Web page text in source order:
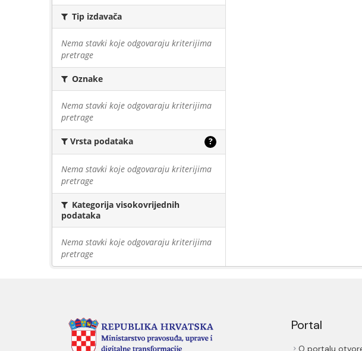
Tip izdavača
Nema stavki koje odgovaraju kriterijima
pretrage
Oznake
Nema stavki koje odgovaraju kriterijima
pretrage
Vrsta podataka ?
Nema stavki koje odgovaraju kriterijima
pretrage
Kategorija visokovrijednih
podataka
Nema stavki koje odgovaraju kriterijima
pretrage